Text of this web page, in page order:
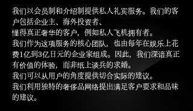
我们以会员制和介绍制提供私人礼宾服务。我们的客
户包括企业主、海外投资者、
懂得真正奢华的客户，例如私人飞机拥有者。
我们作为这项服务的核心团队，也由每年在娱乐上花
费1亿到3亿日元的企业家组成。因此，我们深谙真正
有价值的体验，而非纸上谈兵的求婚。
我们可以从用户的角度提供切合实际的建议。
我们利用独特的奢侈品网络提出满足客户要求和品味
的建议。